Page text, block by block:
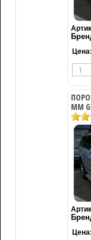
Цена:
ММ
Цена: